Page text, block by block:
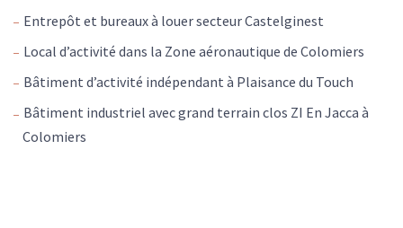
Entrepôt et bureaux à louer secteur Castelginest
Local d’activité dans la Zone aéronautique de Colomiers
Bâtiment d’activité indépendant à Plaisance du Touch
Bâtiment industriel avec grand terrain clos ZI En Jacca à
Colomiers